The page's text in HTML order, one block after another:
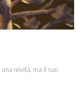
una novità, ma il suo